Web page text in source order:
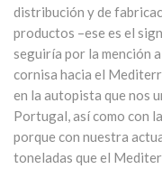
distribución y de
productos –ese es el
seguiría por la mención
cornisa hacia el
en la autopista que nos
Portugal, así como con
porque con nuestra
toneladas que el